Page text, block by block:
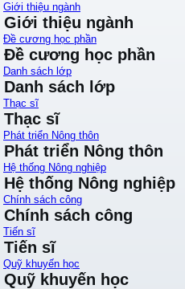
Giới thiệu ngành
Giới thiệu ngành
Đề cương học phần
Đề cương học phần
Danh sách lớp
Danh sách lớp
Thạc sĩ
Thạc sĩ
Phát triển Nông thôn
Phát triển Nông thôn
Hệ thống Nông nghiệp
Hệ thống Nông nghiệp
Chính sách công
Chính sách công
Tiến sĩ
Tiến sĩ
Quỹ khuyến học
Quỹ khuyến học